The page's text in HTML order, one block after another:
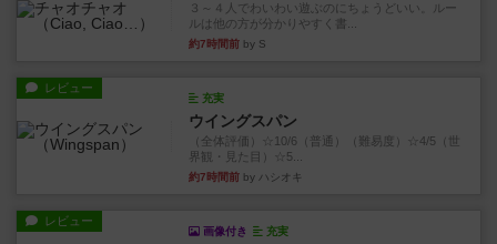
３～４人でわいわい遊ぶのにちょうどいい。ルー
ルは他の方が分かりやすく書...
約7時間前 by S
レビュー
充実
ウイングスパン
（全体評価）☆10/6（普通）（難易度）☆4/5（世
界観・見た目）☆5...
約7時間前 by ハシオキ
レビュー
画像付き 充実